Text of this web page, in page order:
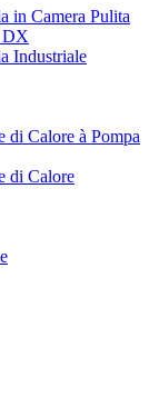
in Camera Pulita
DX
Industriale
di Calore à Pompa
di Calore